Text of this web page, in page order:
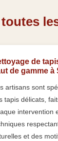
de
de gamme à
artisans sont
tapis délicats,
intervention
et des